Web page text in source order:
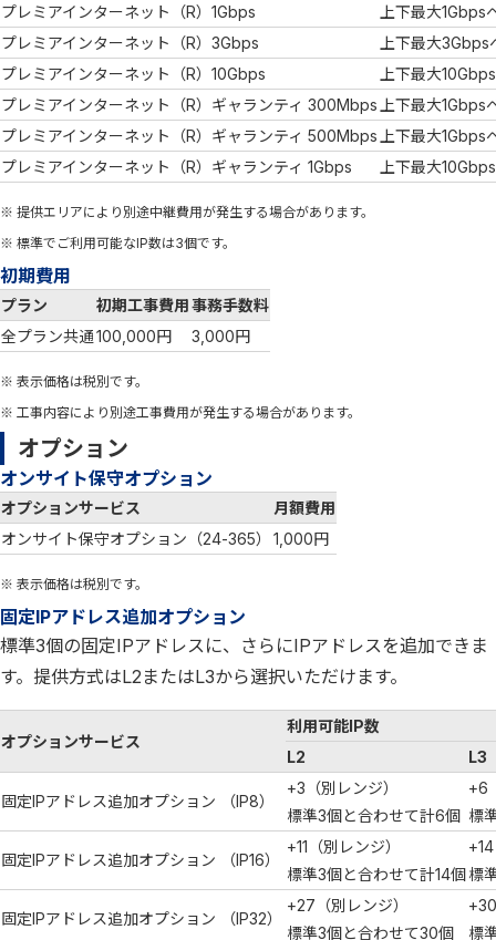
プレミアインターネット（R）1Gbps
上下最大1Gbps
プレミアインターネット（R）3Gbps
上下最大
プレミアインターネット（R）10Gbps
上下最大
プレミアインターネット（R）ギャランティ 300Mbps 上下最大
プレミアインターネット（R）ギャランティ 500Mbps 上下最大
プレミアインターネット（R）ギャランティ 1Gbps
上下最大
※ 提供エリアにより別途中継費用が発生する場合があります。
※ 標準でご利用可能なIP数は3個です。
初期費用
プラン 初期工事費用事務手数料
全プラン共通100,000円 3,000円
※ 表示価格は税別です。
※ 工事内容により別途工事費用が発生する場合があります。
オプション
オンサイト保守オプション
オプションサービス
月額費用
オンサイト保守オプション（24-365）
1,000円
※ 表示価格は税別です。
固定IPアドレス追加オプション
標準3個の固定IPアドレスに、さらにIPアドレスを追加できま
す。提供方式はL2またはL3から選択いただけます。
オプションサービス
利用可能IP数
L2
L3
固定IPアドレス追加オプション （IP8）
+3（別レンジ）
標準3個と合わせて計6個
+6
標
固定IPアドレス追加オプション （IP16）
+11（別レンジ）
標準3個と合わせて計14個標
固定IPアドレス追加オプション （IP32）
+27（別レンジ）
標準3個と合わせて30個
標